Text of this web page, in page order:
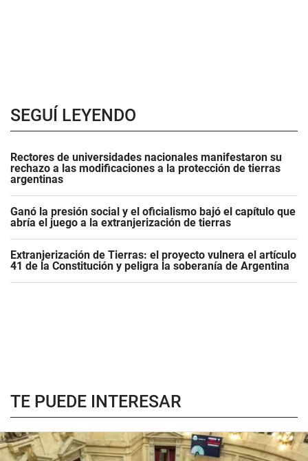
SEGUÍ LEYENDO
Rectores de universidades nacionales manifestaron su
rechazo a las modificaciones a la protección de tierras
argentinas
Ganó la presión social y el oficialismo bajó el capítulo que
abría el juego a la extranjerización de tierras
Extranjerización de Tierras: el proyecto vulnera el artículo
41 de la Constitución y peligra la soberanía de Argentina
TE PUEDE INTERESAR